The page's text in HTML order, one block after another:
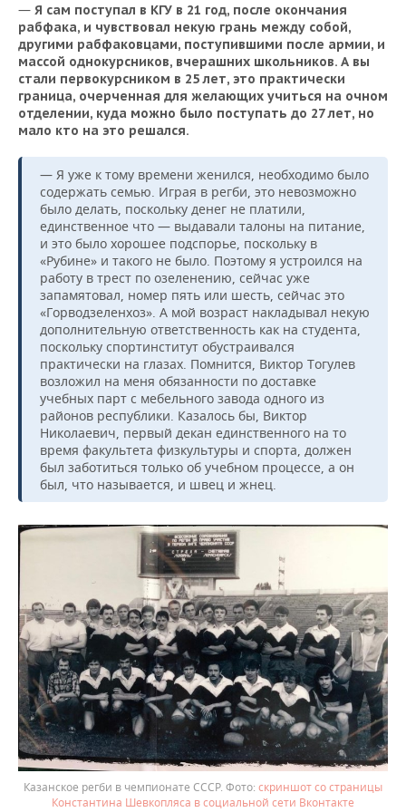
— Я сам поступал в КГУ в 21 год, после окончания
рабфака, и чувствовал некую грань между собой,
другими рабфаковцами, поступившими после армии, и
массой однокурсников, вчерашних школьников. А вы
стали первокурсником в 25лет, это практически
граница, очерченная для желающих учиться на очном
отделении, куда можно было поступать до 27лет, но
мало кто на это решался.
— Я уже к тому времени женился, необходимо было
содержать семью. Играя в регби, это невозможно
было делать, поскольку денег не платили,
единственное что — выдавали талоны на питание,
и это было хорошее подспорье, поскольку в
«Рубине» и такого не было. Поэтому я устроился на
работу в трест по озеленению, сейчас уже
запамятовал, номер пять или шесть, сейчас это
«Горводзеленхоз». А мой возраст накладывал некую
дополнительную ответственность как на студента,
поскольку спортинститут обустраивался
практически на глазах. Помнится, Виктор Тогулев
возложил на меня обязанности по доставке
учебных парт с мебельного завода одного из
районов республики. Казалось бы, Виктор
Николаевич, первый декан единственного на то
время факультета физкультуры и спорта, должен
был заботиться только об учебном процессе, а он
был, что называется, и швец и жнец.
Казанское регби в чемпионате СССР.
скриншот со страницы
Константина Шевкопляса в социальной сети Вконтакте